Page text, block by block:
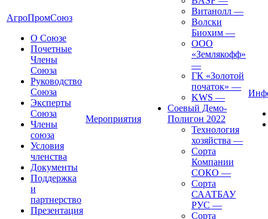
АгроПромСоюз
О Союзе
Почетные
Члены
Союза
Руководство
Союза
Эксперты
Союза
Члены
союза
Условия
членства
Документы
Поддержка
и
партнерство
Презентация
Мероприятия
Витанолл —
Волски
Биохим —
ООО
«Землякофф»
—
ГК «Золотой
початок» —
KWS —
Соевый Демо-
Полигон 2022
Технология
хозяйства —
Сорта
Компании
СОКО —
Сорта
СААТБАУ
РУС —
Сорта